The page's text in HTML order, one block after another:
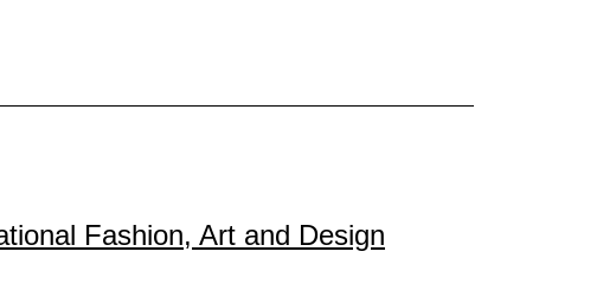
Fashion, Art and Design